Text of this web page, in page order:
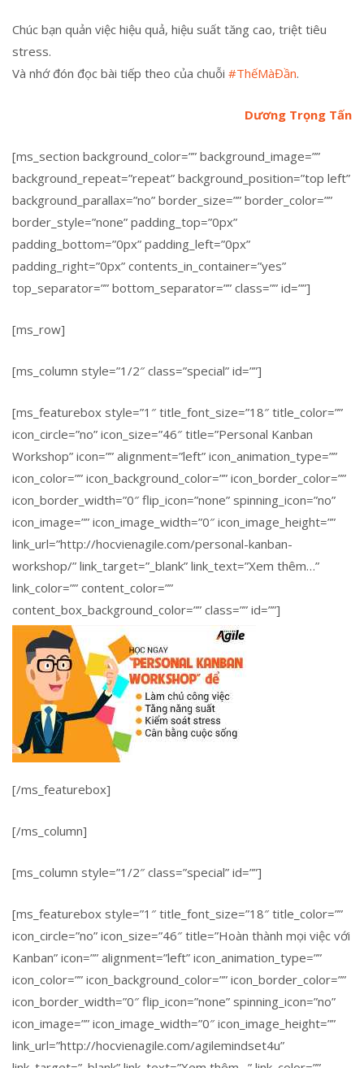
Chúc bạn quản việc hiệu quả, hiệu suất tăng cao, triệt tiêu
stress.
Và nhớ đón đọc bài tiếp theo của chuỗi #ThếMàĐần.
Dương Trọng Tấn
[ms_section background_color=”” background_image=””
background_repeat=”repeat” background_position=”top left”
background_parallax=”no” border_size=”” border_color=””
border_style=”none” padding_top=”0px”
padding_bottom=”0px” padding_left=”0px”
padding_right=”0px” contents_in_container=”yes”
top_separator=”” bottom_separator=”” class=”” id=””]
[ms_row]
[ms_column style=”1/2″ class=”special” id=””]
[ms_featurebox style=”1″ title_font_size=”18″ title_color=””
icon_circle=”no” icon_size=”46″ title=”Personal Kanban
Workshop” icon=”” alignment=”left” icon_animation_type=””
icon_color=”” icon_background_color=”” icon_border_color=””
icon_border_width=”0″ flip_icon=”none” spinning_icon=”no”
icon_image=”” icon_image_width=”0″ icon_image_height=””
link_url=”http://hocvienagile.com/personal-kanban-
workshop/” link_target=”_blank” link_text=”Xem thêm…”
link_color=”” content_color=””
content_box_background_color=”” class=”” id=””]
[/ms_featurebox]
[/ms_column]
[ms_column style=”1/2″ class=”special” id=””]
[ms_featurebox style=”1″ title_font_size=”18″ title_color=””
icon_circle=”no” icon_size=”46″ title=”Hoàn thành mọi việc với
Kanban” icon=”” alignment=”left” icon_animation_type=””
icon_color=”” icon_background_color=”” icon_border_color=””
icon_border_width=”0″ flip_icon=”none” spinning_icon=”no”
icon_image=”” icon_image_width=”0″ icon_image_height=””
link_url=”http://hocvienagile.com/agilemindset4u”